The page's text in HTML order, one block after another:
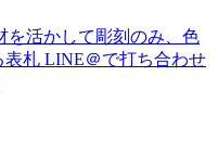
活かして彫刻のみ、色
札 LINE＠で打ち合わせ